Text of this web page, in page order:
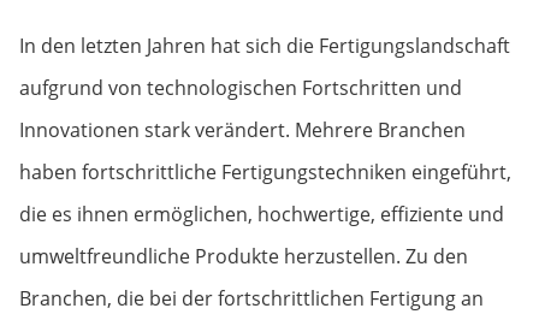
In den letzten Jahren hat sich die Fertigungslandschaft
aufgrund von technologischen Fortschritten und
Innovationen stark verändert. Mehrere Branchen
haben fortschrittliche Fertigungstechniken eingeführt,
die es ihnen ermöglichen, hochwertige, effiziente und
umweltfreundliche Produkte herzustellen. Zu den
Branchen, die bei der fortschrittlichen Fertigung an